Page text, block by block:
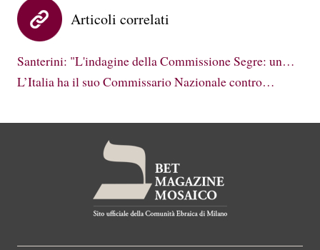
Articoli correlati
Santerini: "L'indagine della Commissione Segre: un…
L’Italia ha il suo Commissario Nazionale contro…